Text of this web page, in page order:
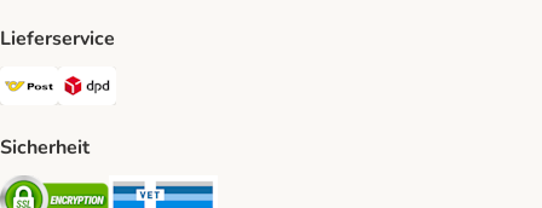
Lieferservice
Österreichische Post Shipping Method
Sicherheit
Security